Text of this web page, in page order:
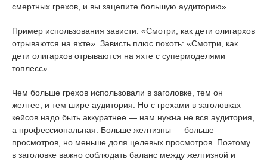
смертных грехов, и вы зацепите большую аудиторию».
Пример использования зависти: «Смотри, как дети олигархов
отрываются на яхте». Зависть плюс похоть: «Смотри, как
дети олигархов отрываются на яхте с супермоделями
топлесс».
Чем больше грехов использовали в заголовке, тем он
желтее, и тем шире аудитория. Но с грехами в заголовках
кейсов надо быть аккуратнее — нам нужна не вся аудитория,
а профессиональная. Больше желтизны — больше
просмотров, но меньше доля целевых просмотров. Поэтому
в заголовке важно соблюдать баланс между желтизной и